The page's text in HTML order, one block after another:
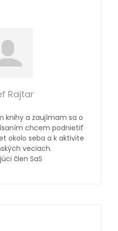
Rajtar
knihy a zaujímam sa o
chcem podnietiť
okolo seba a k aktivite
veciach.
člen SaS